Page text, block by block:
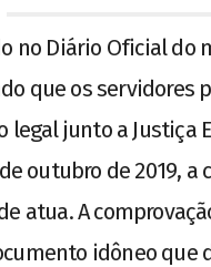
no Diário Oficial do
que os servidores
legal junto a Justiça
outubro de 2019,
atua. A
idôneo que